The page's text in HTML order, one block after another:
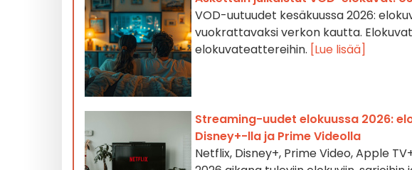
VOD-uutuudet kesäkuussa 2026:
vuokrattavaksi verkon kautta.
elokuvateattereihin. [Lue lisää]
Streaming-uudet elokuussa 2026:
Disney+-lla ja Prime Videolla
Netflix, Disney+, Prime Video, Apple